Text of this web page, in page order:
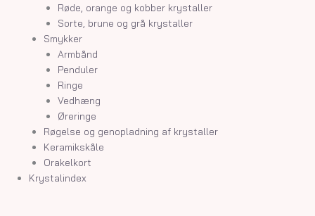
Røde, orange og kobber krystaller
Sorte, brune og grå krystaller
Smykker
Armbånd
Penduler
Ringe
Vedhæng
Øreringe
Røgelse og genopladning af krystaller
Keramikskåle
Orakelkort
Krystalindex